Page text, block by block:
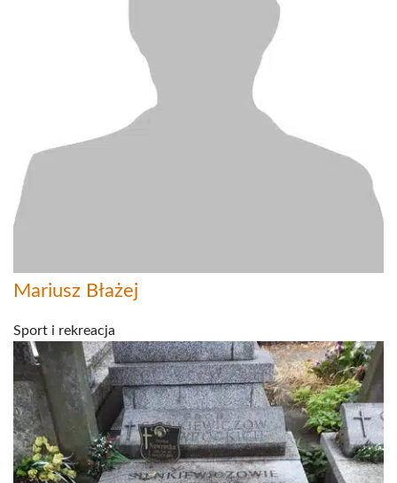
Mariusz Błażej
Sport i rekreacja